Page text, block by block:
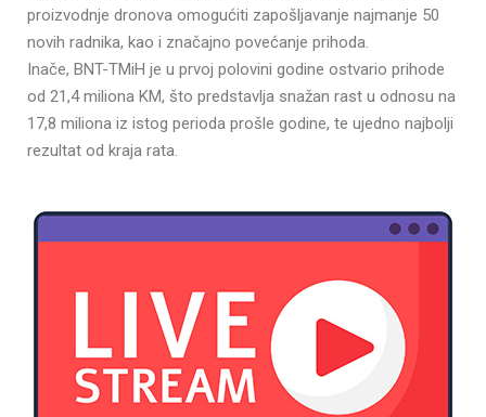
proizvodnje dronova omogućiti zapošljavanje najmanje 50
novih radnika, kao i značajno povećanje prihoda.
Inače, BNT-TMiH je u prvoj polovini godine ostvario prihode
od 21,4 miliona KM, što predstavlja snažan rast u odnosu na
17,8 miliona iz istog perioda prošle godine, te ujedno najbolji
rezultat od kraja rata.